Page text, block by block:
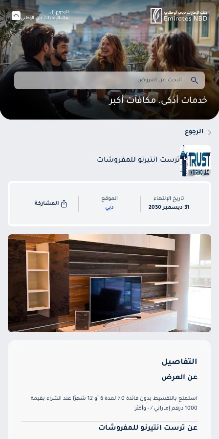
خدمات أذكى. مكافآت أكبر
الرجوع إلى
بنك الإمارات دبي الوطني
الرجوع
ترست انتيرنو للمفروشات
تاريخ الإنتهاء
31 ديسمبر 2030
الموقع
دبي
المشاركة
التفاصيل
عن العرض
استمتع بالتقسيط بدون فائدة 0٪ لمدة 6 أو 12 شهرًا عند الشراء بقيمة
1000 درهم إماراتي / - وأكثر
عن ترست انتيرنو للمفروشات